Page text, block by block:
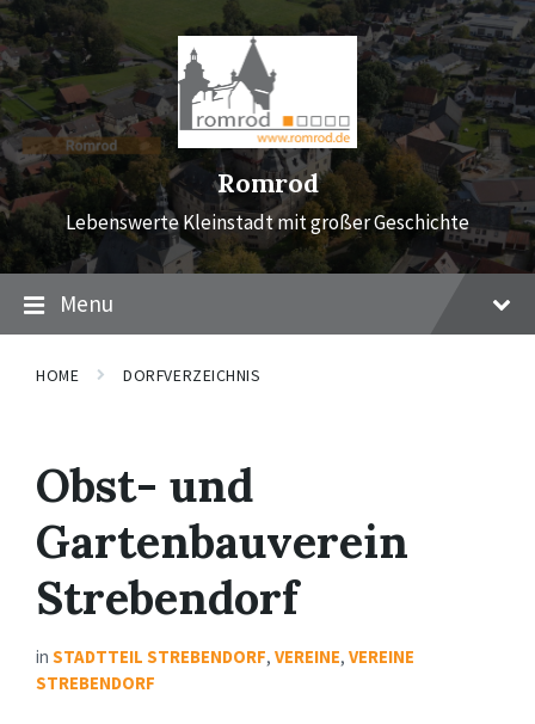
Skip
to
content
Skip
to
main
navigation
Skip
to
footer
Romrod
Lebenswerte Kleinstadt mit großer Geschichte
Menu
HOME DORFVERZEICHNIS
Obst- und
Gartenbauverein
Strebendorf
in STADTTEIL STREBENDORF, VEREINE, VEREINE
STREBENDORF